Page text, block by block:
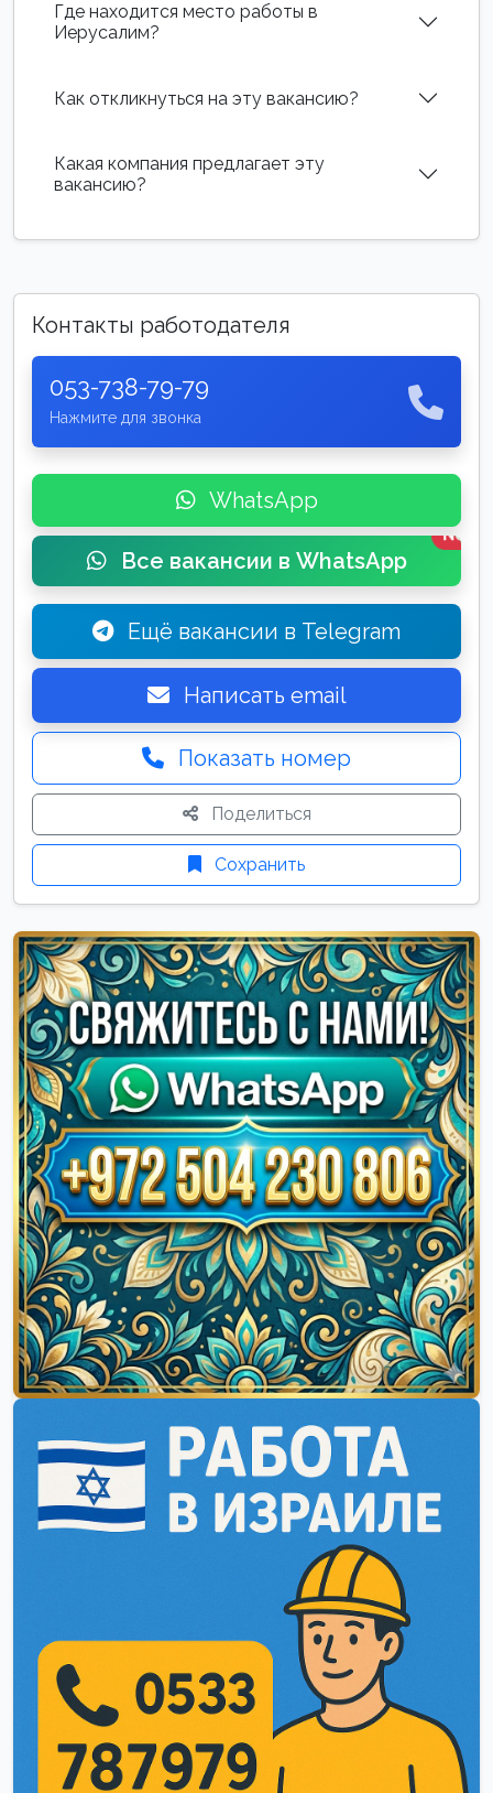
Где находится место работы в
Иерусалим?
Как откликнуться на эту вакансию?
Какая компания предлагает эту
вакансию?
Контакты работодателя
053-738-79-79
Нажмите для звонка
WhatsApp
Все вакансии в WhatsApp
New
Ещё вакансии в Telegram
Написать email
Показать номер
Поделиться
Сохранить